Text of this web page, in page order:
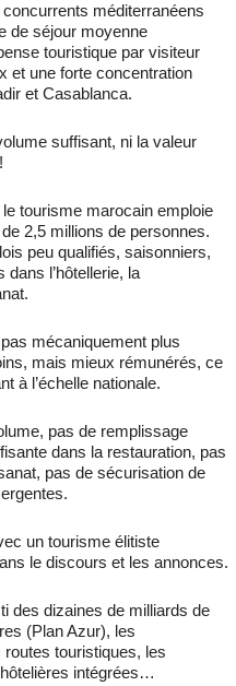
méditerranéens
de séjour moyenne
touristique par visiteur
et une forte concentration
et Casablanca.
suffisant, ni la valeur
le tourisme marocain emploie
2,5 millions de personnes.
peu qualifiés, saisonniers,
l’hôtellerie, la
mécaniquement plus
mais mieux rémunérés, ce
à l’échelle nationale.
pas de remplissage
dans la restauration, pas
pas de sécurisation de
un tourisme élitiste
le discours et les annonces.
des dizaines de milliards de
(Plan Azur), les
touristiques, les
intégrées…